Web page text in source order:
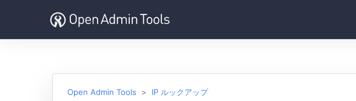
Open Admin Tools IP ルックアップ